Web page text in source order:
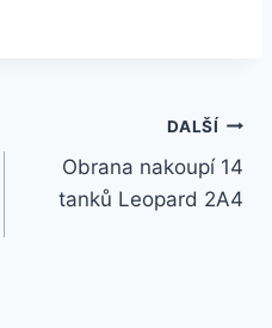
DALŠÍ
Obrana nakoupí 14
tanků Leopard 2A4